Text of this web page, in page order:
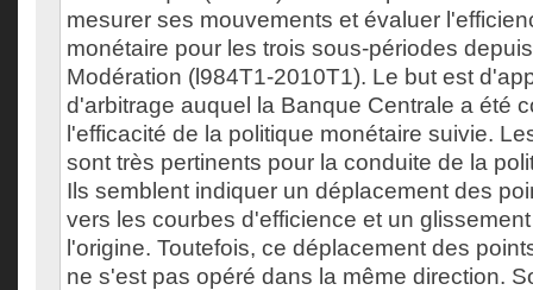
mesurer ses mouvements et évaluer
monétaire pour les trois sous-périodes
Modération (l984T1-2010T1). Le but est
d'arbitrage auquel la Banque Centrale a été
l'efficacité de la politique monétaire suivie.
sont très pertinents pour la conduite de la
Ils semblent indiquer un déplacement des
vers les courbes d'efficience et un
l'origine. Toutefois, ce déplacement des
ne s'est pas opéré dans la même direction.